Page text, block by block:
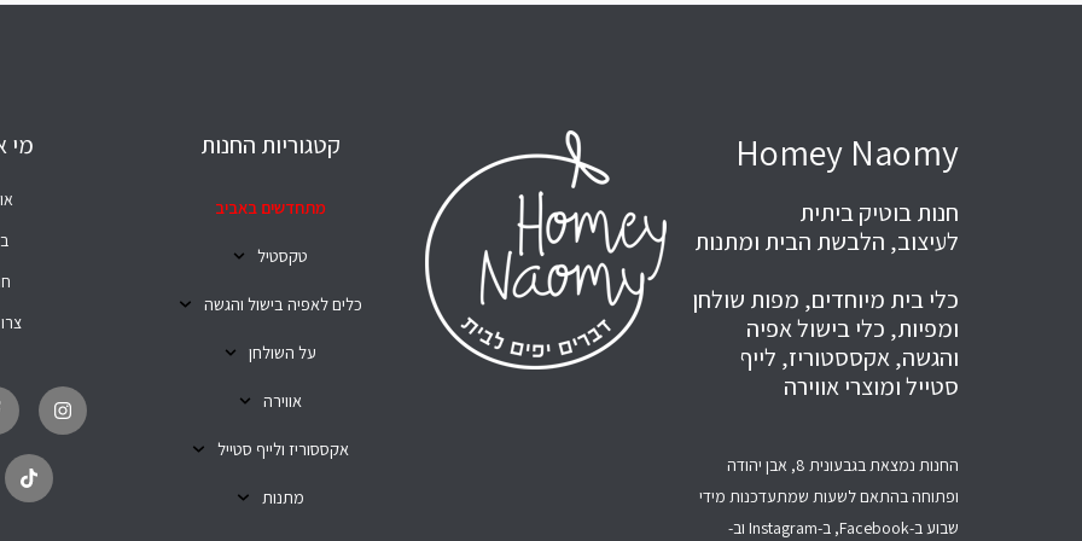
Homey Naomy
חנות בוטיק ביתית
לעיצוב, הלבשת הבית ומתנות
כלי בית מיוחדים, מפות שולחן
ומפיות, כלי בישול אפיה
והגשה, אקססטוריז, לייף
סטייל ומוצרי אווירה
החנות נמצאת בגבעונית 8, אבן יהודה
ופתוחה בהתאם לשעות שמתעדכנות מידי
שבוע ב-Facebook, ב-Instagram וב-
קטגוריות החנות
מתחדשים באביב
טקסטיל
כלים לאפיה בישול והגשה
על השולחן
אווירה
אקססוריז ולייף סטייל
מתנות
מי
n
s
t
k